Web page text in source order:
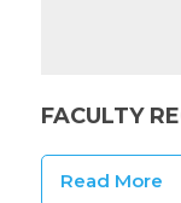
FACULTY
Read More